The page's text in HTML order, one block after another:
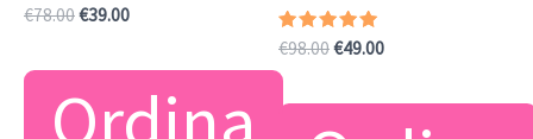
Valutato
€78.00Il
€78.00.
€39.00Il
€39.00.
Ordina
Valutato
su 5
€98.00Il
€49.00Il